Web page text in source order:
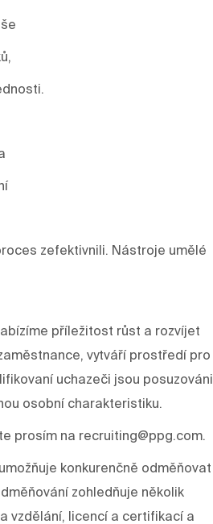
zefektivnili. Nástroje umělé
příležitost růst a rozvíjet
vytváří prostředí pro
uchazeči jsou posuzováni
osobní charakteristiku.
prosím na recruiting@ppg.com.
konkurenčně odměňovat
zohledňuje několik
vzdělání, licencí a certifikací a